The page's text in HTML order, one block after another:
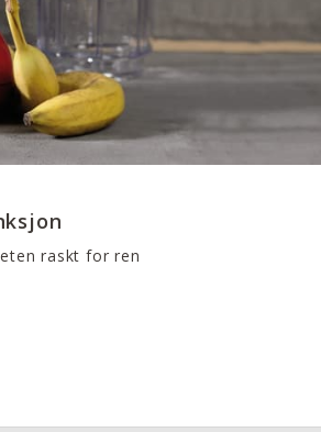
raskt for ren